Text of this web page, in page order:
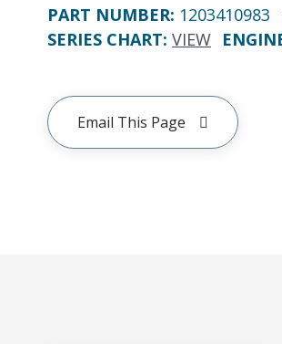
PART NUMBER: 1203410983
SERIES CHART: VIEW
Email This Page